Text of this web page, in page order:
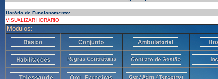
Horário de Funcionamento:
VISUALIZAR HORÁRIO
Módulos: